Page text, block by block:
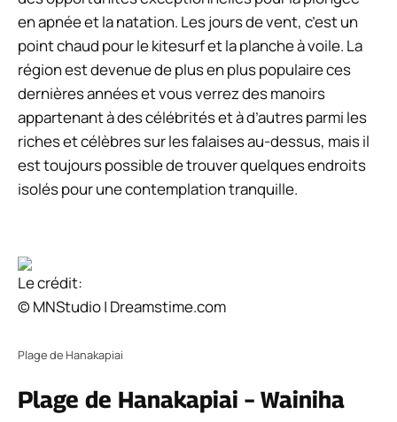
en apnée et la natation. Les jours de vent, c’est un
point chaud pour le kitesurf et la planche à voile. La
région est devenue de plus en plus populaire ces
dernières années et vous verrez des manoirs
appartenant à des célébrités et à d’autres parmi les
riches et célèbres sur les falaises au-dessus, mais il
est toujours possible de trouver quelques endroits
isolés pour une contemplation tranquille.
Le crédit:
© MNStudio | Dreamstime.com
Plage de Hanakapiai
Plage de Hanakapiai – Wainiha